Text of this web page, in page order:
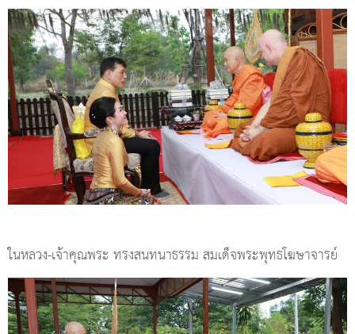
ในหลวง-เจ้าคุณพระ ทรงสนทนาธรรม สมเด็จพระพุทธโฆษาจารย์